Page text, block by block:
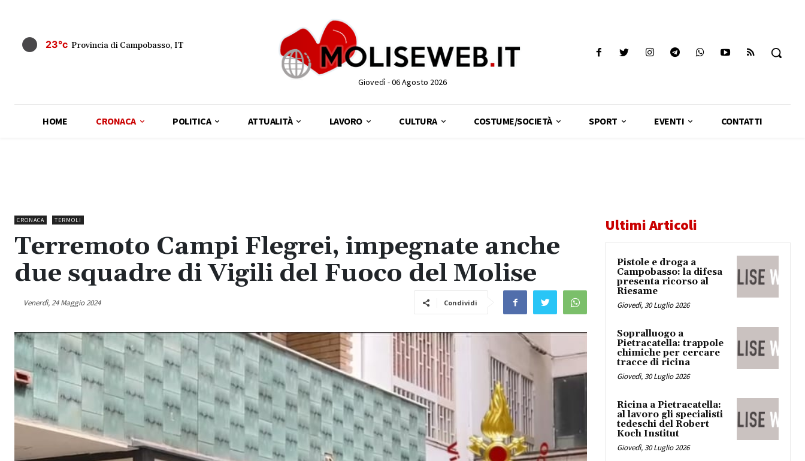
23°c Provincia di Campobasso, IT
Giovedì - 06 Agosto 2026
HOME CRONACA POLITICA ATTUALITÀ LAVORO CULTURA COSTUME/SOCIETÀ SPORT EVENTI CONTATTI
CRONACA TERMOLI
Terremoto Campi Flegrei, impegnate anche
due squadre di Vigili del Fuoco del Molise
Venerdì, 24 Maggio 2024 Condividi
Ultimi Articoli
Pistole e droga a
Campobasso: la difesa
presenta ricorso al
Riesame
Giovedì, 30 Luglio 2026
Sopralluogo a
Pietracatella: trappole
chimiche per cercare
tracce di ricina
Giovedì, 30 Luglio 2026
Ricina a Pietracatella:
al lavoro gli specialisti
tedeschi del Robert
Koch Institut
Giovedì, 30 Luglio 2026